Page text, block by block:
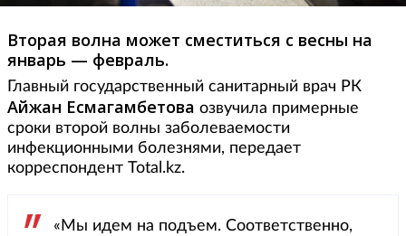
Вторая волна может сместиться с весны на
январь — февраль.
Главный государственный санитарный врач РК
Айжан Есмагамбетова озвучила примерные
сроки второй волны заболеваемости
инфекционными болезнями, передает
корреспондент Total.kz.
«Мы идем на подъем. Соответственно,